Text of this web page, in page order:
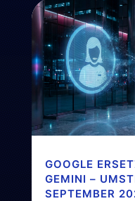
GOOGLE
GEMINI –
SEPTEMBER